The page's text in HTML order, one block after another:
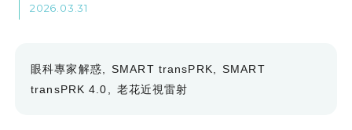
2026.03.31
眼科專家解惑 SMART transPRK
SMART
transPRK 4.0
老花近視雷射